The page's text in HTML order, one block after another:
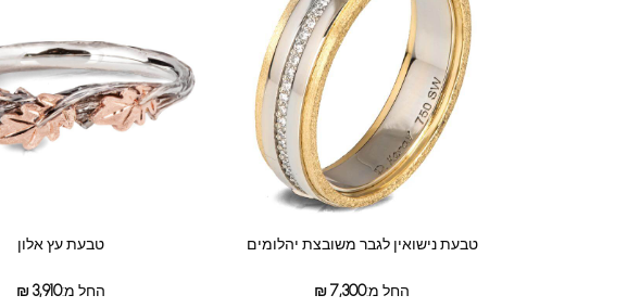
טבעת נישואין לגבר משובצת יהלומים
החל מ: ₪7,300
טבעת עץ אלון
החל מ: ₪3,910